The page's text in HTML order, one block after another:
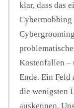
klar, dass das
Cybermobbing
Kostenfallen –
Ende. Ein Feld
die wenigsten
auskennen.